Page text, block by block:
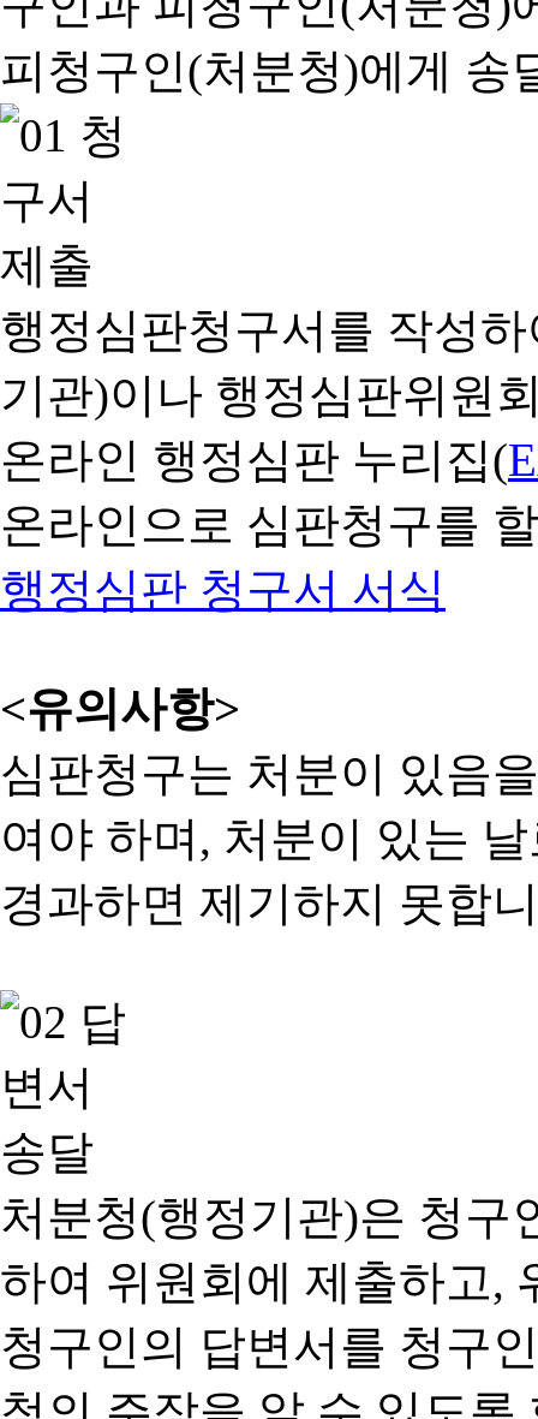
행정심판청구서를 작성
기관)이나 행정심판위원
온라인 행정심판 누리집(
온라인으로 심판청구를
행정심판 청구서 서식
<유의사항>
심판청구는 처분이 있음
여야 하며, 처분이 있는
경과하면 제기하지 못합
처분청(행정기관)은 청구
하여 위원회에 제출하고,
청구인의 답변서를 청구